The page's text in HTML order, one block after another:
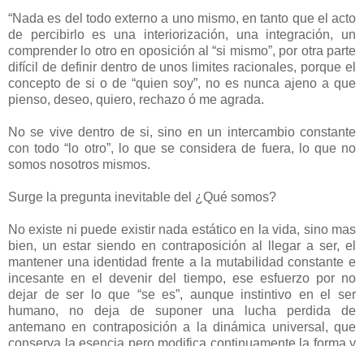
“Nada es del todo externo a uno mismo, en tanto que el acto
de percibirlo es una interiorización, una integración, un
comprender lo otro en oposición al “si mismo”, por otra parte
difícil de definir dentro de unos limites racionales, porque el
concepto de si o de “quien soy”, no es nunca ajeno a que
pienso, deseo, quiero, rechazo ó me agrada.
No se vive dentro de si, sino en un intercambio constante
con todo “lo otro”, lo que se considera de fuera, lo que no
somos nosotros mismos.
Surge la pregunta inevitable del ¿Qué somos?
No existe ni puede existir nada estático en la vida, sino mas
bien, un estar siendo en contraposición al llegar a ser, el
mantener una identidad frente a la mutabilidad constante e
incesante en el devenir del tiempo, ese esfuerzo por no
dejar de ser lo que “se es”, aunque instintivo en el ser
humano, no deja de suponer una lucha perdida de
antemano en contraposición a la dinámica universal, que
conserva la esencia pero modifica continuamente la forma y